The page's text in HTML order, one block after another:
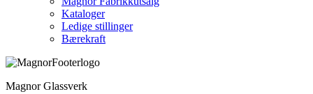
Kataloger
Ledige stillinger
Bærekraft
Magnor Glassverk